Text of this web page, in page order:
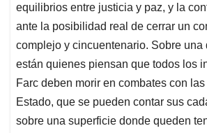
equilibrios entre justicia y paz, y la
ante la posibilidad real de cerrar un
complejo y cincuentenario. Sobre una
están quienes piensan que todos los
Farc deben morir en combates con las
Estado, que se pueden contar sus
sobre una superficie donde queden